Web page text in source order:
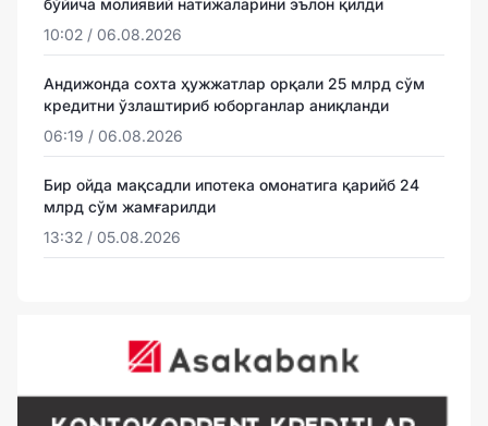
бўйича молиявий натижаларини эълон қилди
10:02 / 06.08.2026
Андижонда сохта ҳужжатлар орқали 25 млрд сўм
кредитни ўзлаштириб юборганлар аниқланди
06:19 / 06.08.2026
Бир ойда мақсадли ипотека омонатига қарийб 24
млрд сўм жамғарилди
13:32 / 05.08.2026